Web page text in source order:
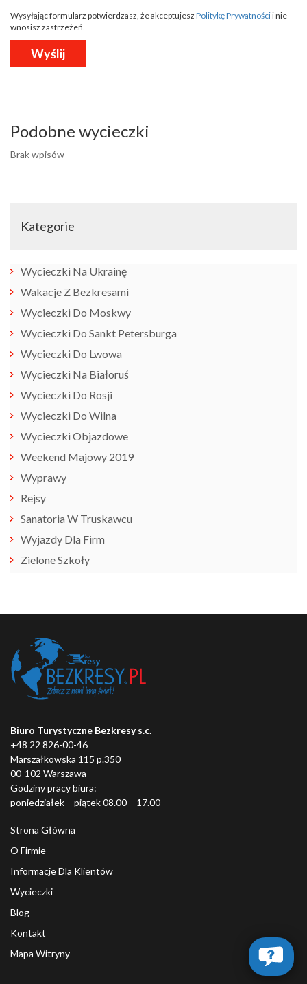
Wysyłając formularz potwierdzasz, że akceptujesz Politykę Prywatnościi nie
wnosisz zastrzeżeń.
Podobne wycieczki
Brak wpisów
Kategorie
Wycieczki Na Ukrainę
Wakacje Z Bezkresami
Wycieczki Do Moskwy
Wycieczki Do Sankt Petersburga
Wycieczki Do Lwowa
Wycieczki Na Białoruś
Wycieczki Do Rosji
Wycieczki Do Wilna
Wycieczki Objazdowe
Weekend Majowy 2019
Wyprawy
Rejsy
Sanatoria W Truskawcu
Wyjazdy Dla Firm
Zielone Szkoły
Biuro Turystyczne Bezkresy s.c.
+48 22 826-00-46
Marszałkowska 115 p.350
00-102 Warszawa
Godziny pracy biura:
poniedziałek – piątek 08.00 – 17.00
Strona Główna
O Firmie
Informacje Dla Klientów
Wycieczki
Blog
Kontakt
Mapa Witryny